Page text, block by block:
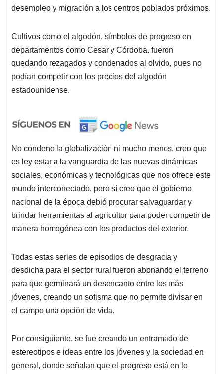
desempleo y migración a los centros poblados próximos.
Cultivos como el algodón, símbolos de progreso en
departamentos como Cesar y Córdoba, fueron
quedando rezagados y condenados al olvido, pues no
podían competir con los precios del algodón
estadounidense.
No condeno la globalización ni mucho menos, creo que
es ley estar a la vanguardia de las nuevas dinámicas
sociales, económicas y tecnológicas que nos ofrece este
mundo interconectado, pero sí creo que el gobierno
nacional de la época debió procurar salvaguardar y
brindar herramientas al agricultor para poder competir de
manera homogénea con los productos del exterior.
Todas estas series de episodios de desgracia y
desdicha para el sector rural fueron abonando el terreno
para que germinará un desencanto entre los más
jóvenes, creando un sofisma que no permite divisar en
el campo una opción de vida.
Por consiguiente, se fue creando un entramado de
estereotipos e ideas entre los jóvenes y la sociedad en
general, donde señalan que el progreso está en lo